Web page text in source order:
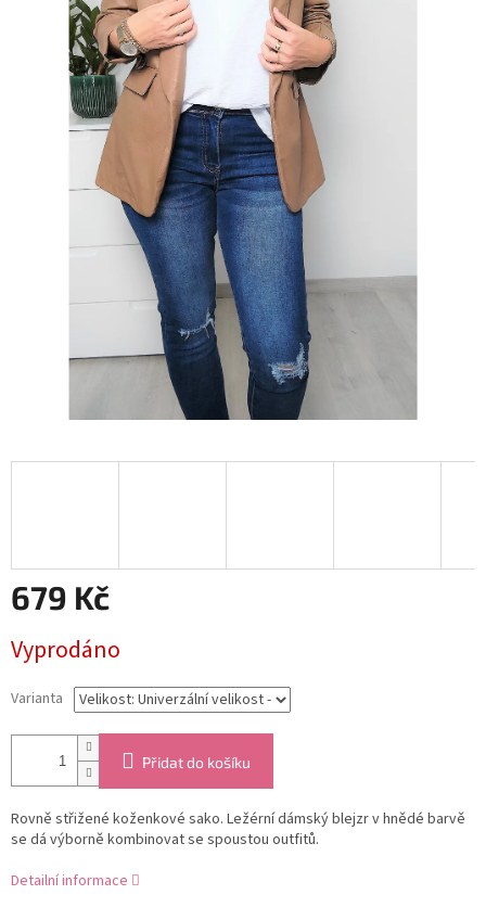
679 Kč
cena:
Vyprodáno
Varianta
Přidat do košíku
Rovně střižené koženkové sako. Ležérní dámský blejzr v hnědé barvě
se dá výborně kombinovat se spoustou outfitů.
Detailní informace